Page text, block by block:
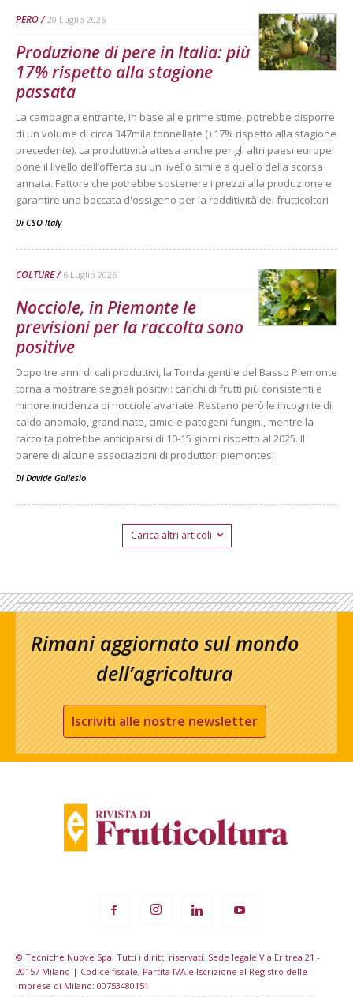
PERO 20 Luglio 2026
Produzione di pere in Italia: più
17% rispetto alla stagione
passata
La campagna entrante, in base alle prime stime, potrebbe disporre
di un volume di circa 347mila tonnellate (+17% rispetto alla stagione
precedente). La produttività attesa anche per gli altri paesi europei
pone il livello dell’offerta su un livello simile a quello della scorsa
annata. Fattore che potrebbe sostenere i prezzi alla produzione e
garantire una boccata d'ossigeno per la redditività dei frutticoltori
Di CSO Italy
COLTURE 6 Luglio 2026
Nocciole, in Piemonte le
previsioni per la raccolta sono
positive
Dopo tre anni di cali produttivi, la Tonda gentile del Basso Piemonte
torna a mostrare segnali positivi: carichi di frutti più consistenti e
minore incidenza di nocciole avariate. Restano però le incognite di
caldo anomalo, grandinate, cimici e patogeni fungini, mentre la
raccolta potrebbe anticiparsi di 10-15 giorni rispetto al 2025. Il
parere di alcune associazioni di produttori piemontesi
Di Davide Gallesio
Carica altri articoli
Rimani aggiornato sul mondo
dell’agricoltura
Iscriviti alle nostre newsletter
© Tecniche Nuove Spa. Tutti i diritti riservati. Sede legale Via Eritrea 21 -
20157 Milano | Codice fiscale, Partita IVA e Iscrizione al Registro delle
imprese di Milano: 00753480151